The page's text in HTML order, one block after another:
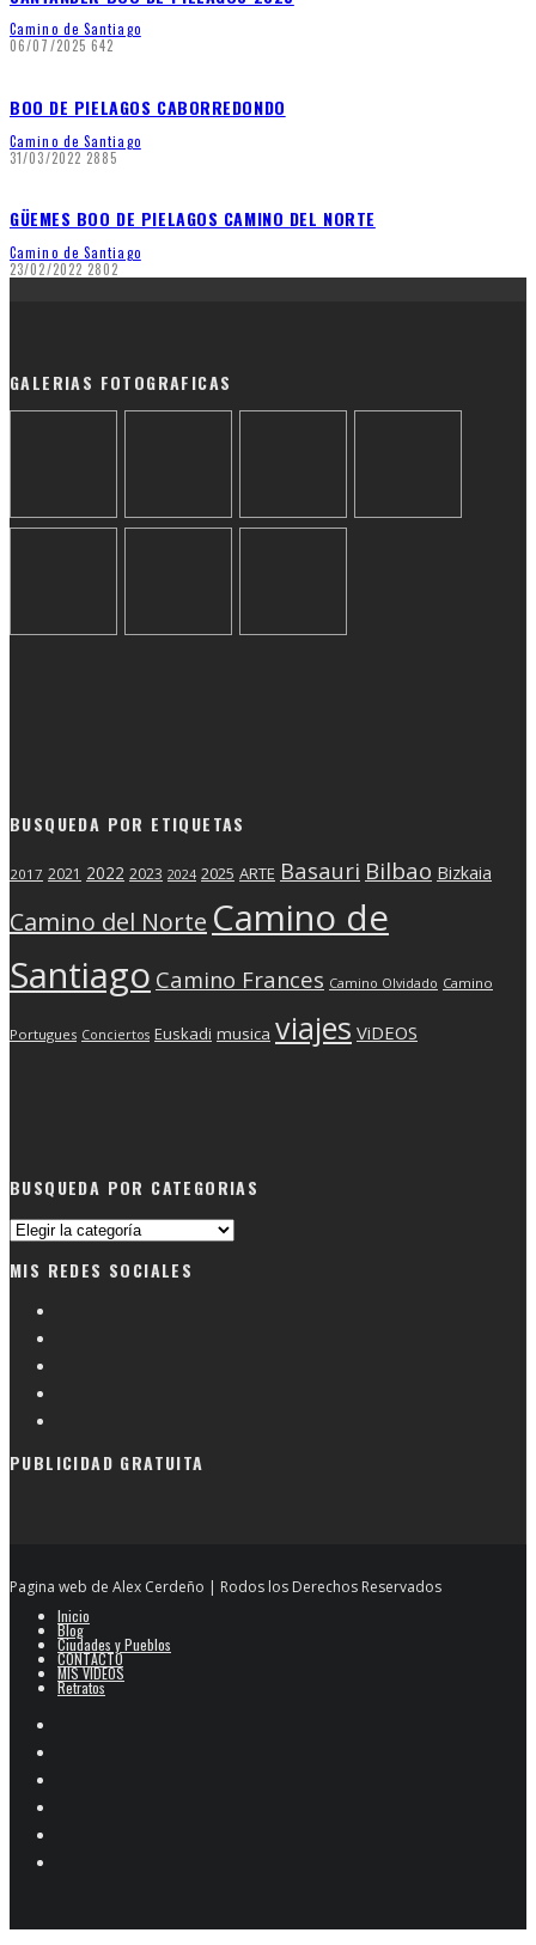
Camino de Santiago
06/07/2025 642
BOO DE PIELAGOS CABORREDONDO
Camino de Santiago
31/03/2022 2885
GÜEMES BOO DE PIELAGOS CAMINO DEL NORTE
Camino de Santiago
23/02/2022 2802
GALERIAS FOTOGRAFICAS
BUSQUEDA POR ETIQUETAS
2017 2021 2022 2023 2024 2025 ARTE Basauri Bilbao Bizkaia
Camino del Norte Camino de
Santiago Camino Frances Camino Olvidado Camino
Portugues Conciertos Euskadi musica viajes ViDEOS
BUSQUEDA POR CATEGORIAS
Busqueda
categorias
MIS REDES SOCIALES
PUBLICIDAD GRATUITA
Pagina web de Alex Cerdeño | Rodos los Derechos Reservados
Inicio
Blog
Ciudades y Pueblos
CONTACTO
MIS VIDEOS
Retratos